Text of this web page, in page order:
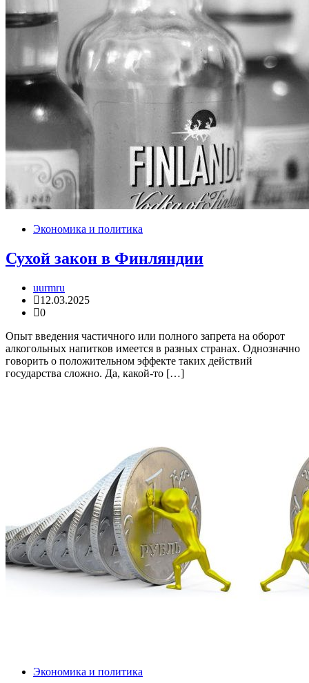
Экономика и политика
Сухой закон в Финляндии
uurmru
12.03.2025
0
Опыт введения частичного или полного запрета на оборот
алкогольных напитков имеется в разных странах. Однозначно
говорить о положительном эффекте таких действий
государства сложно. Да, какой-то […]
Экономика и политика